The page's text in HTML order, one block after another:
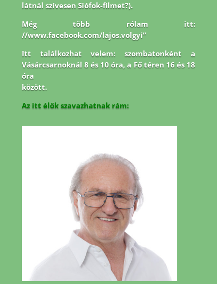
látnál szívesen Siófok-filmet?).
Még több rólam itt:
//www.facebook.com/lajos.volgyi”
Itt találkozhat velem: szombatonként a
Vásárcsarnoknál 8 és 10 óra, a Fő téren 16 és 18
óra
között.
Az itt élők szavazhatnak rám: